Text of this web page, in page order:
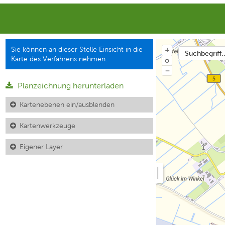
Sie können an dieser Stelle Einsicht in die
Karte des Verfahrens nehmen.
Planzeichnung herunterladen
Kartenebenen ein/ausblenden
Kartenwerkzeuge
Eigener Layer
+
o
−